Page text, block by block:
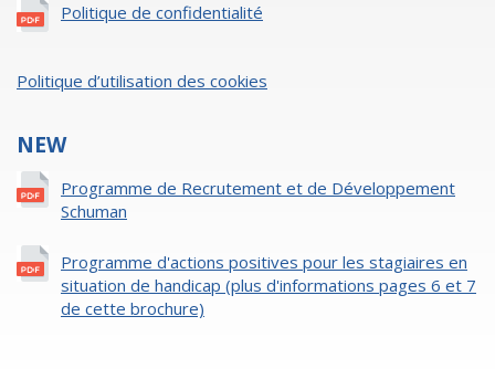
Politique de confidentialité
Politique d’utilisation des cookies
NEW
Programme de Recrutement et de Développement
Schuman
Programme d'actions positives pour les stagiaires en
situation de handicap (plus d'informations pages 6 et 7
de cette brochure)